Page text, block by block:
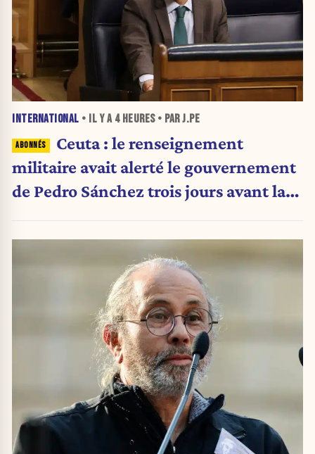
INTERNATIONAL • IL Y A 4 HEURES• PAR J.PE
Ceuta : le renseignement
militaire avait alerté le gouvernement
de Pedro Sánchez trois jours avant la